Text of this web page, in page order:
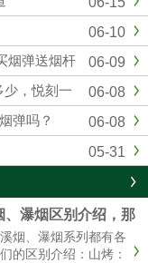
，通配，一次性均
以代发，零售，批
06-10
06-09
烟弹送烟杆
06-08
少，悦刻一
06-08
弹吗？
05-31
、瀑烟区别介绍，那
烟、瀑烟系列都有各
的区别介绍：山烤：